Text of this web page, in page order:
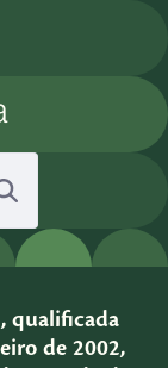
qualificada
de 2002,